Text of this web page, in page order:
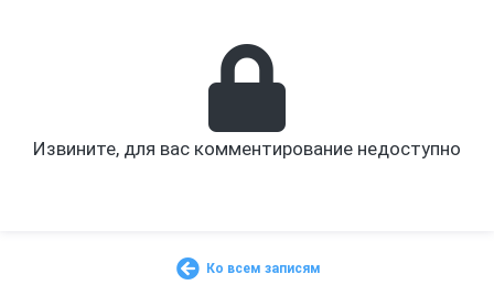
Извините, для вас комментирование недоступно
Ко всем записям